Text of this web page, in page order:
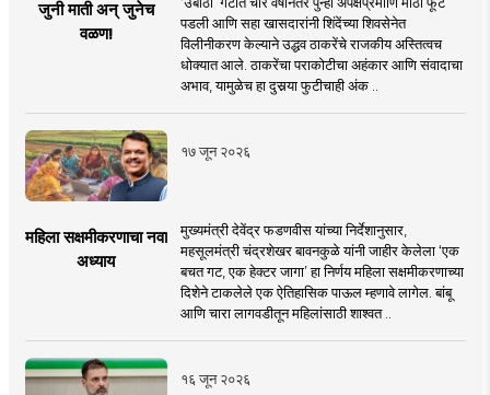
जुनी माती अन् जुनेच
वळण!
पडली आणि सहा खासदारांनी शिंदेंच्या शिवसेनेत
विलीनीकरण केल्याने उद्धव ठाकरेंचे राजकीय अस्तित्वच
धोक्यात आले. ठाकरेंचा पराकोटीचा अहंकार आणि संवादाचा
अभाव, यामुळेच हा दुसर्‍या फुटीचाही अंक ..
१७ जून २०२६
महिला सक्षमीकरणाचा नवा
अध्याय
मुख्यमंत्री देवेंद्र फडणवीस यांच्या निर्देशानुसार,
महसूलमंत्री चंद्रशेखर बावनकुळे यांनी जाहीर केलेला ‘एक
बचत गट, एक हेक्टर जागा’ हा निर्णय महिला सक्षमीकरणाच्या
दिशेने टाकलेले एक ऐतिहासिक पाऊल म्हणावे लागेल. बांबू
आणि चारा लागवडीतून महिलांसाठी शाश्वत ..
१६ जून २०२६